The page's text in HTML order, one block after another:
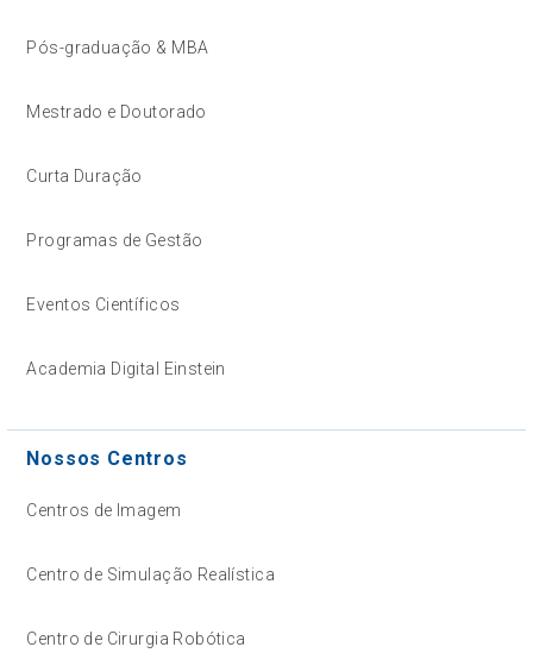
Pós-graduação & MBA
Mestrado e Doutorado
Curta Duração
Programas de Gestão
Eventos Científicos
Academia Digital Einstein
Nossos Centros
Centros de Imagem
Centro de Simulação Realística
Centro de Cirurgia Robótica